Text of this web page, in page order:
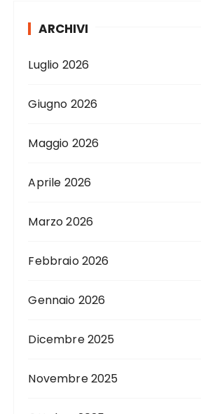
ARCHIVI
Luglio 2026
Giugno 2026
Maggio 2026
Aprile 2026
Marzo 2026
Febbraio 2026
Gennaio 2026
Dicembre 2025
Novembre 2025